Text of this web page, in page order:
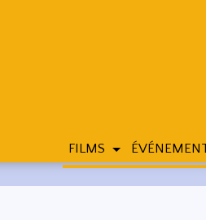
FILMS